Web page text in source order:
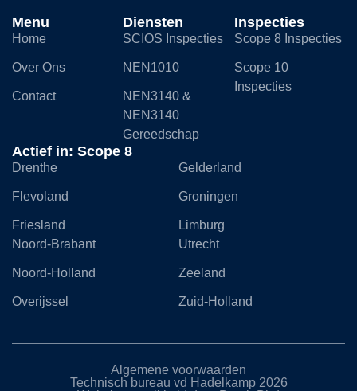
Menu
Home
Over Ons
Contact
Diensten
SCIOS Inspecties
NEN1010
NEN3140 &
NEN3140
Gereedschap
Inspecties
Scope 8 Inspecties
Scope 10
Inspecties
Actief in: Scope 8
Drenthe
Flevoland
Friesland
Gelderland
Groningen
Limburg
Noord-Brabant
Noord-Holland
Overijssel
Utrecht
Zeeland
Zuid-Holland
Algemene voorwaarden
Technisch bureau vd Hadelkamp 2026